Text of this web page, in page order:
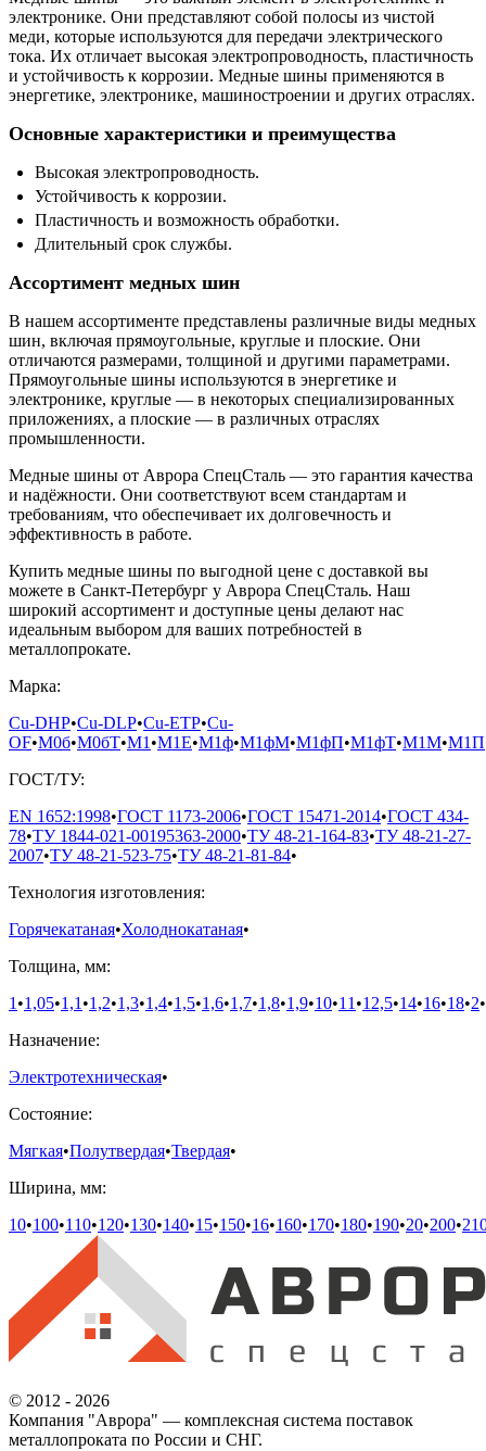
электронике. Они представляют собой полосы из чистой
меди, которые используются для передачи электрического
тока. Их отличает высокая электропроводность, пластичность
и устойчивость к коррозии. Медные шины применяются в
энергетике, электронике, машиностроении и других отраслях.
Основные характеристики и преимущества
Высокая электропроводность.
Устойчивость к коррозии.
Пластичность и возможность обработки.
Длительный срок службы.
Ассортимент медных шин
В нашем ассортименте представлены различные виды медных
шин, включая прямоугольные, круглые и плоские. Они
отличаются размерами, толщиной и другими параметрами.
Прямоугольные шины используются в энергетике и
электронике, круглые — в некоторых специализированных
приложениях, а плоские — в различных отраслях
промышленности.
Медные шины от Аврора СпецСталь — это гарантия качества
и надёжности. Они соответствуют всем стандартам и
требованиям, что обеспечивает их долговечность и
эффективность в работе.
Купить медные шины по выгодной цене с доставкой вы
можете в Санкт-Петербург у Аврора СпецСталь. Наш
широкий ассортимент и доступные цены делают нас
идеальным выбором для ваших потребностей в
металлопрокате.
Марка:
Cu-DHP•Cu-DLP•Cu-ETP•Cu-
OF•М0б•М0бТ•М1•М1Е•М1ф•М1фМ•М1фП•М1фТ•М1М•М1П
ГОСТ/ТУ:
EN 1652:1998•ГОСТ 1173-2006•ГОСТ 15471-2014•ГОСТ 434-
78•ТУ 1844-021-00195363-2000•ТУ 48-21-164-83•ТУ 48-21-27-
2007•ТУ 48-21-523-75•ТУ 48-21-81-84•
Технология изготовления:
Горячекатаная•Холоднокатаная•
Толщина, мм:
1•1,05•1,1•1,2•1,3•1,4•1,5•1,6•1,7•1,8•1,9•10•11•12,5•14•16•18•2•
Назначение:
Электротехническая•
Состояние:
Мягкая•Полутвердая•Твердая•
Ширина, мм:
10•100•110•120•130•140•15•150•16•160•170•180•190•20•200•
© 2012 - 2026
Компания "Аврора" — комплексная система поставок
металлопроката по России и СНГ.